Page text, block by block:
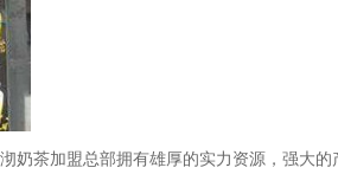
茶加盟总部拥有雄厚的实力资源，强大的